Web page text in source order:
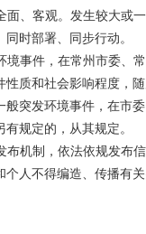
面、客观。发生较大或
时部署、同步行动。
境事件，在常州市委、
质和社会影响程度，
突发环境事件，在市
规定的，从其规定。
布机制，依法依规发布
人不得编造、传播有